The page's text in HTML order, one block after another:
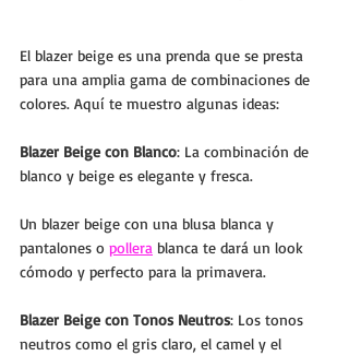
El blazer beige es una prenda que se presta
para una amplia gama de combinaciones de
colores. Aquí te muestro algunas ideas:
Blazer Beige con Blanco: La combinación de
blanco y beige es elegante y fresca.
Un blazer beige con una blusa blanca y
pantalones o pollera blanca te dará un look
cómodo y perfecto para la primavera.
Blazer Beige con Tonos Neutros: Los tonos
neutros como el gris claro, el camel y el